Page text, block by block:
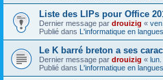
Liste des LIPs pour Office
Dernier message par drouizig «
Publié dans L'informatique en
Le K barré breton a ses
Dernier message par drouizig «
Publié dans L'informatique en